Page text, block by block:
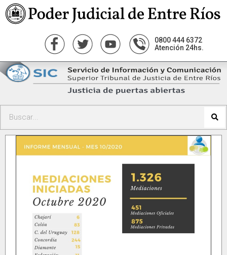
0800 444 6372
Atención 24hs.